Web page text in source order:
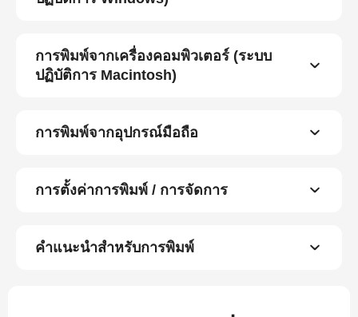
การพิมพ์จากเครื่องคอมพิวเตอร์ (ระบบ
ปฏิบัติการ Macintosh)
การพิมพ์จากอุปกรณ์มือถือ
การตั้งค่าการพิมพ์ / การจัดการ
คำแนะนำสำหรับการพิมพ์